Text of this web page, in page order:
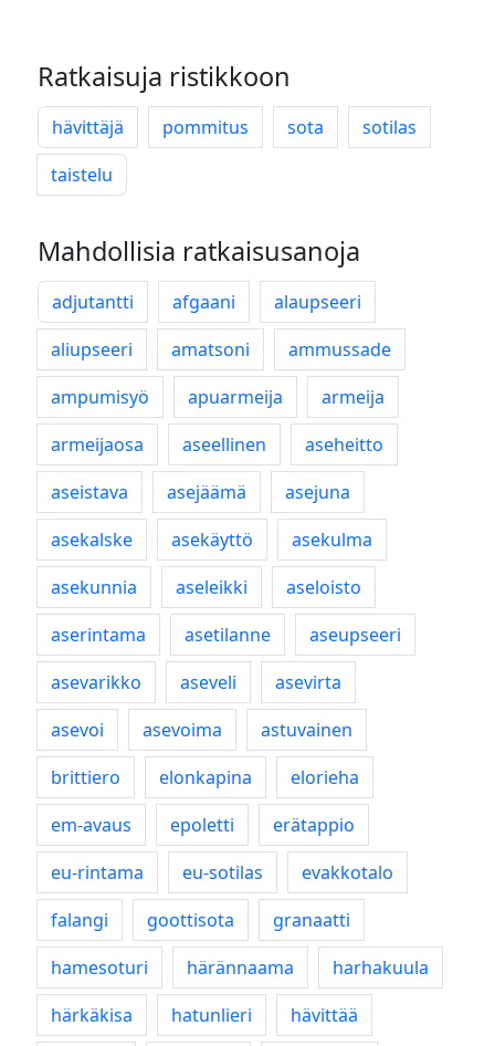
Ratkaisuja ristikkoon
hävittäjä pommitus sota
sotilas
taistelu
Mahdollisia ratkaisusanoja
adjutantti afgaani
alaupseeri
aliupseeri
amatsoni
ammussade
ampumisyö
apuarmeija
armeija
armeijaosa
aseellinen
aseheitto
aseistava
asejäämä
asejuna
asekalske
asekäyttö
asekulma
asekunnia
aseleikki
aseloisto
aserintama
asetilanne
aseupseeri
asevarikko
aseveli
asevirta
asevoi
asevoima
astuvainen
brittiero
elonkapina
elorieha
em-avaus
epoletti
erätappio
eu-rintama
eu-sotilas
evakkotalo
falangi
goottisota
granaatti
hamesoturi
härännaama
harhakuula
härkäkisa
hatunlieri
hävittää